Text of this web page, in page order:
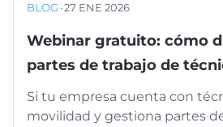
BLOG ·27 ENE 2026
Webinar gratuito: cómo
partes de trabajo de
Si tu empresa cuenta con
movilidad y gestiona partes